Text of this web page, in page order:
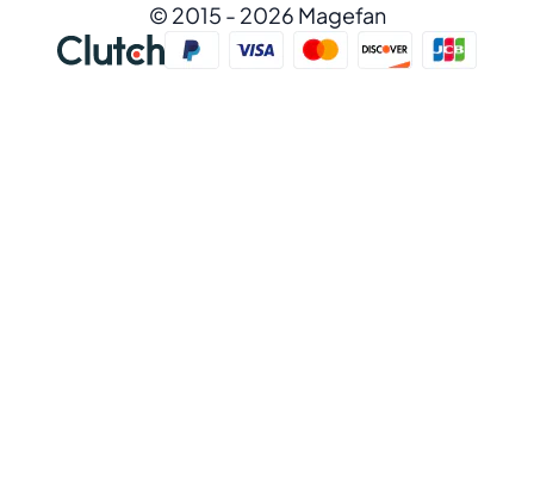
© 2015 - 2026 Magefan